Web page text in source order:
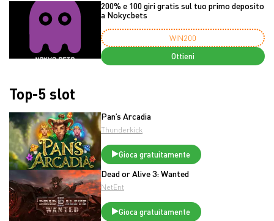
200% e 100 giri gratis sul tuo primo deposito
a Nokycbets
WIN200
Ottieni
Top-5 slot
Pan’s Arcadia
Thunderkick
Gioca gratuitamente
Dead or Alive 3: Wanted
NetEnt
Gioca gratuitamente